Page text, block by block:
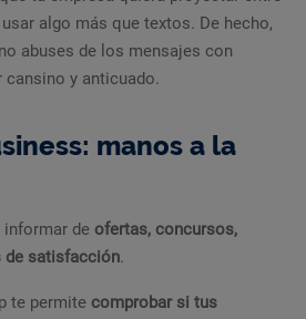
algo más que textos. De hecho,
abuses de los mensajes con
cansino y anticuado.
manos a la
informar de ofertas, concursos,
de satisfacción.
te permite comprobar si tus